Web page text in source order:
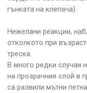
гънката на клепача).
Нежелани реакции,
отколкото при
треска.
В много редки случаи
на прозрачния слой в
са развили мътни